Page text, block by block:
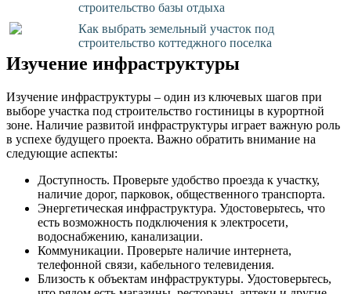
строительство базы отдыха
Как выбрать земельный участок под
строительство коттеджного поселка
Изучение инфраструктуры
Изучение инфраструктуры – один из ключевых шагов при
выборе участка под строительство гостиницы в курортной
зоне. Наличие развитой инфраструктуры играет важную роль
в успехе будущего проекта. Важно обратить внимание на
следующие аспекты:
Доступность. Проверьте удобство проезда к участку,
наличие дорог, парковок, общественного транспорта.
Энергетическая инфраструктура. Удостоверьтесь, что
есть возможность подключения к электросети,
водоснабжению, канализации.
Коммуникации. Проверьте наличие интернета,
телефонной связи, кабельного телевидения.
Близость к объектам инфраструктуры. Удостоверьтесь,